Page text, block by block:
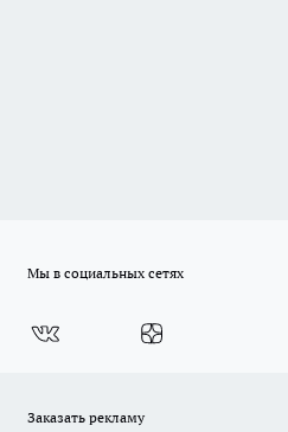
Мы в социальных сетях
Заказать рекламу